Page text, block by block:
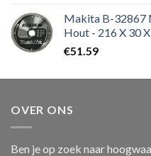
Makita B-32867
Hout - 216 X 30
€51.59
OVER ONS
Ben je op zoek naar